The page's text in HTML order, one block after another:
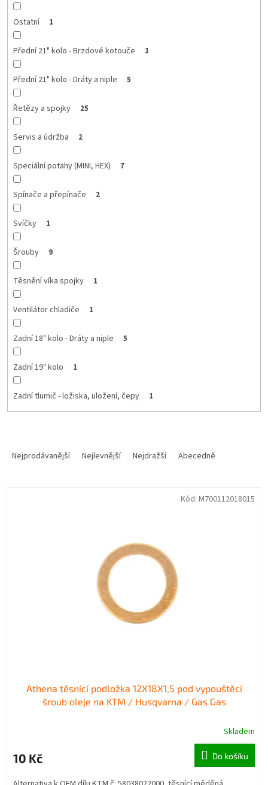
Ostatní 1
Přední 21" kolo - Brzdové kotouče 1
Přední 21" kolo - Dráty a niple 5
Řetězy a spojky 25
Servis a údržba 2
Speciální potahy (MINI, HEX) 7
Spínače a přepínače 2
Svíčky 1
Šrouby 9
Těsnění víka spojky 1
Ventilátor chladiče 1
Zadní 18" kolo - Dráty a niple 5
Zadní 19" kolo 1
Zadní tlumič - ložiska, uložení, čepy 1
Nejprodávanější Nejlevnější Nejdražší Abecedně
Athena těsnící podložka 12X18X1,5 pod vypouštěcí
šroub oleje na KTM / Husqvarna / Gas Gas
Skladem
10 Kč Do košíku
Kód: M700112018015